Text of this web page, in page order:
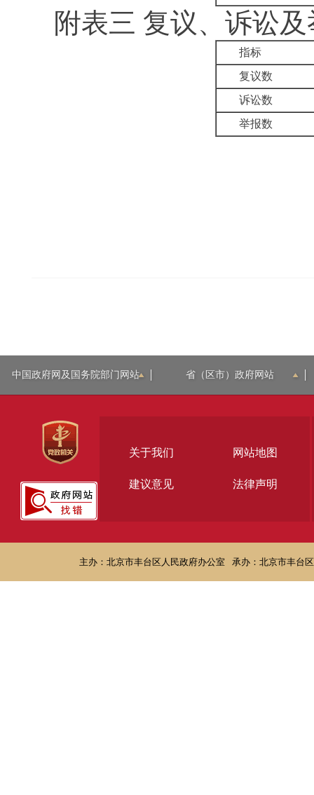
附表三 复议、诉讼
指标
复议数
诉讼数
举报数
中国政府网及国务院部门网站 省（区市）政府网站
关于我们 网站地图
建议意见 法律声明
主办：北京市丰台区人民政府办公室 承办：北京市丰台